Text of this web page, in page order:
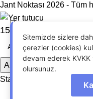
Jant Noktası 2026 - Tüm
Arama
Start typing to see
15′ 5X100 POLO
OdrinDigital
Sitemizde sizlere
çerezler (cookies)
devam ederek KVKK
olursunuz.